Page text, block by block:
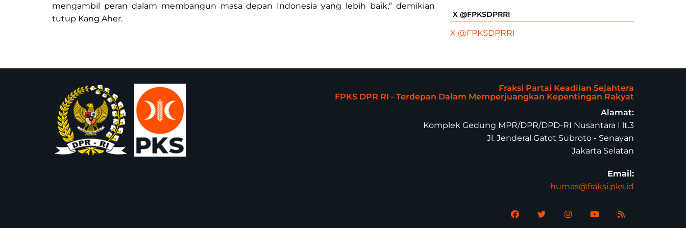
mengambil peran dalam membangun masa depan Indonesia yang lebih baik,” demikian
tutup Kang Aher.
X @FPKSDPRRI
X @FPKSDPRRI
Fraksi Partai Keadilan Sejahtera
FPKS DPR RI - Terdepan Dalam Memperjuangkan Kepentingan Rakyat
Alamat:
Komplek Gedung MPR/DPR/DPD-RI Nusantara I lt.3
Jl. Jenderal Gatot Subroto - Senayan
Jakarta Selatan
Email:
humas@fraksi.pks.id